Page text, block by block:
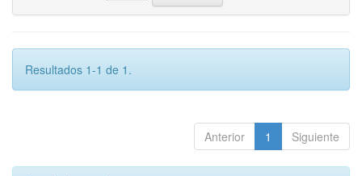
Resultados 1-1 de 1.
Anterior 1 Siguiente